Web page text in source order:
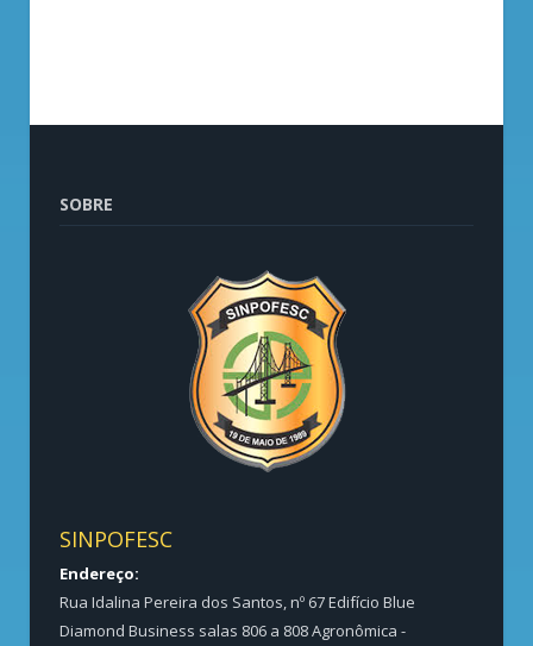
SOBRE
SINPOFESC
Endereço:
Rua Idalina Pereira dos Santos, nº 67 Edifício Blue
Diamond Business salas 806 a 808 Agronômica -